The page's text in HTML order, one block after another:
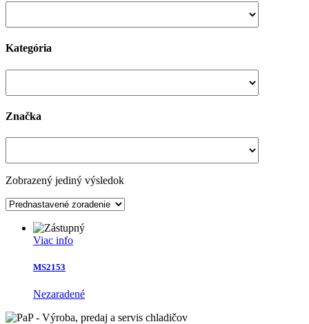
Kategória
Značka
Zobrazený jediný výsledok
Viac info
MS2153
Nezaradené